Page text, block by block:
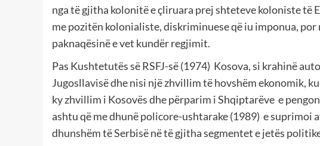
nga të gjitha kolonitë e çliruara prej shteteve koloniste të
me pozitën kolonialiste, diskriminuese që iu imponua,
paknaqësinë e vet kundër regjimit.
Pas Kushtetutës së RSFJ-së (1974) Kosova, si krahinë
Jugosllavisë dhe nisi një zhvillim të hovshëm ekonomik,
ky zhvillim i Kosovës dhe përparim i Shqiptarëve e
ashtu që me dhunë policore-ushtarake (1989) e suprimoi
dhunshëm të Serbisë në të gjitha segmentet e jetës